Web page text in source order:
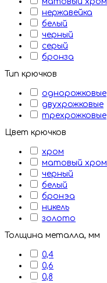
нержавейка
белый
черный
серый
бронза
Тип крючков
однорожковые
двухрожковые
трехрожковые
Цвет крючков
хром
матовый хром
черный
белый
бронэа
никель
золото
Толщина металла, мм
0,4
0,6
0,8